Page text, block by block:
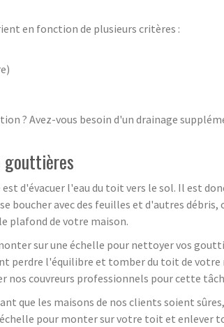
en fonction de plusieurs critères :
? Avez-vous besoin d'un drainage
gouttières
d'évacuer l'eau du toit vers le sol. Il est
boucher avec des feuilles et d'autres
plafond de votre maison.
sur une échelle pour nettoyer vos
perdre l'équilibre et tomber du toit de
nos couvreurs professionnels pour cette
que les maisons de nos clients soient
pour monter sur votre toit et enlever